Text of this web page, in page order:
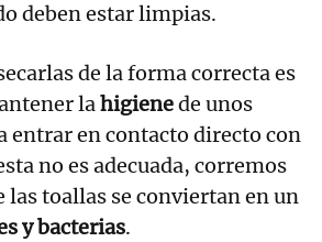
deben estar limpias.
de la forma correcta es
lahigienede unos
entrar en contacto directo con
no es adecuada, corremos
las toallas se conviertan en un
y bacterias.